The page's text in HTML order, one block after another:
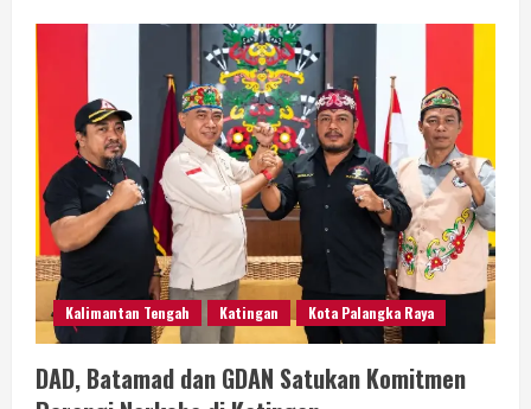
Kalimantan Tengah Katingan Kota Palangka Raya
DAD, Batamad dan GDAN Satukan Komitmen